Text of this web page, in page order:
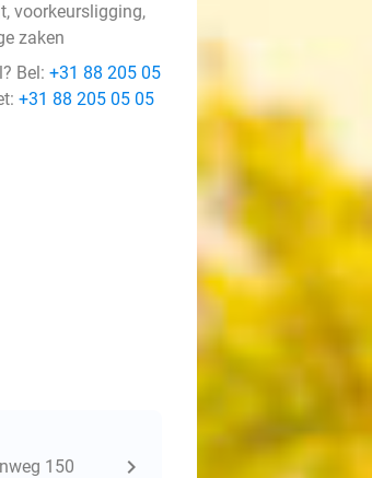
voorkeursligging,
zaken
Bel: +31 88 205 05
+31 88 205 05 05
150